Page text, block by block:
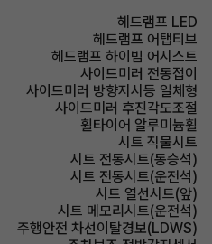
헤드램프 LED
헤드램프 어탭티브
헤드램프 하이빔 어시스트
사이드미러 전동접이
사이드미러 방향지시등 일체형
사이드미러 후진각도조절
휠타이어 알루미늄휠
시트 직물시트
시트 전동시트(동승석)
시트 전동시트(운전석)
시트 열선시트(앞)
시트 메모리시트(운전석)
주행안전 차선이탈경보(LDWS)